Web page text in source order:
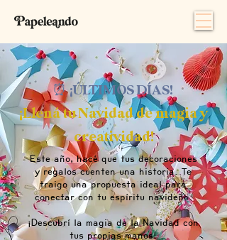
⏰ ¡ÚLTIMOS DÍAS!
¡Llená tu Navidad de magia y
creatividad!
Este año, hacé que tus decoraciones
y regalos cuenten una historia. Te
traigo una propuesta ideal para
conectar con tu espíritu navideño.
¡Descubrí la magia de la Navidad con
tus propias manos!